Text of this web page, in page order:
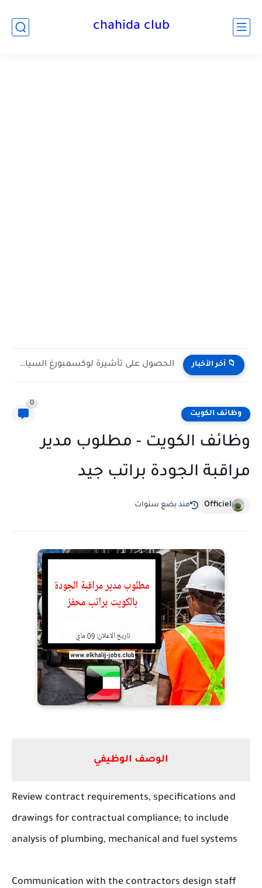
chahida club
📁 آخر الأخبار الحصول على تأشيرة لوكسمبورغ السياحية 2026 (الشروط والوثائق المطلوبة)
وظائف الكويت
0
وظائف الكويت - مطلوب مدير
مراقبة الجودة براتب جيد
Officiel منذ بضع سنوات
الوصف الوظيفي
Review contract requirements, specifications and
drawings for contractual compliance; to include
analysis of plumbing, mechanical and fuel systems
Communication with the contractors design staff